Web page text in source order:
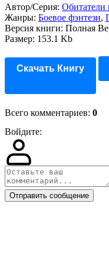
Автор/Серия: Обитатели
Жанры: Боевое фэнтези,
Версия книги: Полная
Размер: 153.1 Kb
Скачать Книгу
Всего комментариев: 0
Войдите:
Отправить сообщение